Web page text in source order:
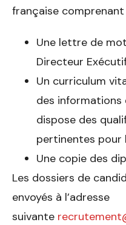
française comprenant
Une lettre de
Directeur Exécutif
Un curriculum
des informations
dispose des
pertinentes pour
Une copie des
Les dossiers de
envoyés à l’adresse
suivante